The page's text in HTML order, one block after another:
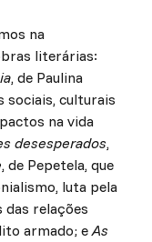
na
literárias:
, de Paulina
sociais, culturais
na vida
desesperados,
, de Pepetela, que
luta pela
das relações
armado; eAs